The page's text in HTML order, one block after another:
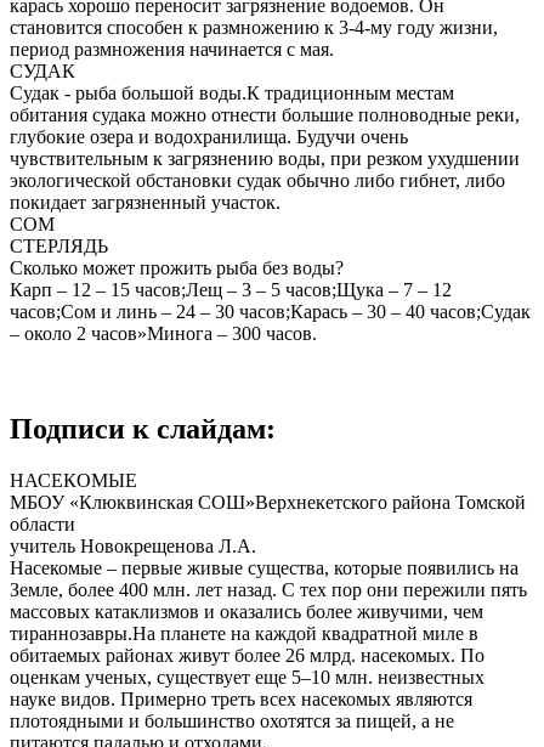
карась хорошо переносит загрязнение водоемов. Он
становится способен к размножению к 3-4-му году жизни,
период размножения начинается с мая.
СУДАК
Судак - рыба большой воды.К традиционным местам
обитания судака можно отнести большие полноводные реки,
глубокие озера и водохранилища. Будучи очень
чувствительным к загрязнению воды, при резком ухудшении
экологической обстановки судак обычно либо гибнет, либо
покидает загрязненный участок.
СОМ
СТЕРЛЯДЬ
Сколько может прожить рыба без воды?
Карп – 12 – 15 часов;Лещ – 3 – 5 часов;Щука – 7 – 12
часов;Сом и линь – 24 – 30 часов;Карась – 30 – 40 часов;Судак
– около 2 часов»Минога – 300 часов.
Подписи к слайдам:
НАСЕКОМЫЕ
МБОУ «Клюквинская СОШ»Верхнекетского района Томской
области
учитель Новокрещенова Л.А.
Насекомые – первые живые существа, которые появились на
Земле, более 400 млн. лет назад. С тех пор они пережили пять
массовых катаклизмов и оказались более живучими, чем
тираннозавры.На планете на каждой квадратной миле в
обитаемых районах живут более 26 млрд. насекомых. По
оценкам ученых, существует еще 5–10 млн. неизвестных
науке видов. Примерно треть всех насекомых являются
плотоядными и большинство охотятся за пищей, а не
питаются падалью и отходами.